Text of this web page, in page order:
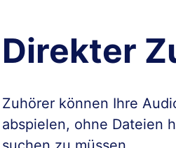
Direkter
Zuhörer können Ihre
abspielen, ohne Dateien